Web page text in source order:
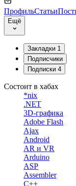
ПрофильСтатьи
Ещё
Закладки 1
Подписчики
Подписки 4
Состоит в хабах
*nix
.NET
3D-графика
Adobe Flash
Ajax
Android
AR и VR
Arduino
ASP
Assembler
C++